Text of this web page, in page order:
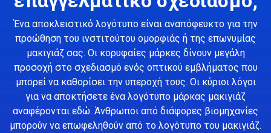
Ένα αποκλειστικό λογότυπο είναι αναπόφευκτο για την
προώθηση του ινστιτούτου ομορφιάς ή της επωνυμίας
μακιγιάζ σας. Οι κορυφαίες μάρκες δίνουν μεγάλη
προσοχή στο σχεδιασμό ενός οπτικού εμβλήματος που
μπορεί να καθορίσει την υπεροχή τους. Οι κύριοι λόγοι
για να αποκτήσετε ένα λογότυπο μάρκας μακιγιάζ
αναφέρονται εδώ. Άνθρωποι από διάφορες βιομηχανίες
μπορούν να επωφεληθούν από το λογότυπο του μακιγιάζ.